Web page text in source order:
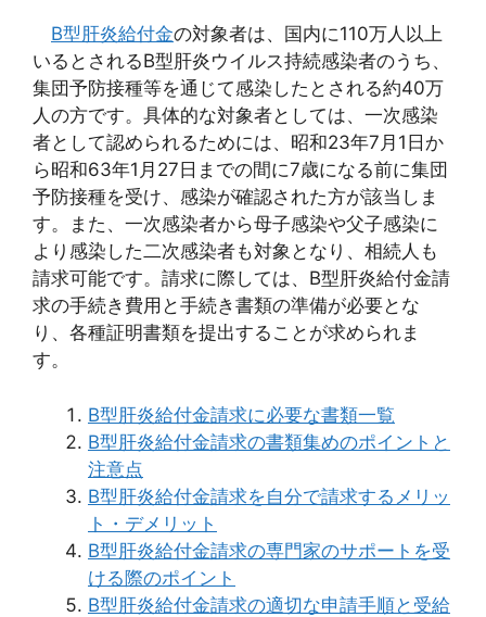
B型肝炎給付金の対象者は、国内に110万人以上
いるとされるB型肝炎ウイルス持続感染者のうち、
集団予防接種等を通じて感染したとされる約40万
人の方です。具体的な対象者としては、一次感染
者として認められるためには、昭和23年7月1日か
ら昭和63年1月27日までの間に7歳になる前に集団
予防接種を受け、感染が確認された方が該当しま
す。また、一次感染者から母子感染や父子感染に
より感染した二次感染者も対象となり、相続人も
請求可能です。請求に際しては、B型肝炎給付金請
求の手続き費用と手続き書類の準備が必要とな
り、各種証明書類を提出することが求められま
す。
B型肝炎給付金請求に必要な書類一覧
B型肝炎給付金請求の書類集めのポイントと
注意点
B型肝炎給付金請求を自分で請求するメリッ
ト・デメリット
B型肝炎給付金請求の専門家のサポートを受
ける際のポイント
B型肝炎給付金請求の適切な申請手順と受給